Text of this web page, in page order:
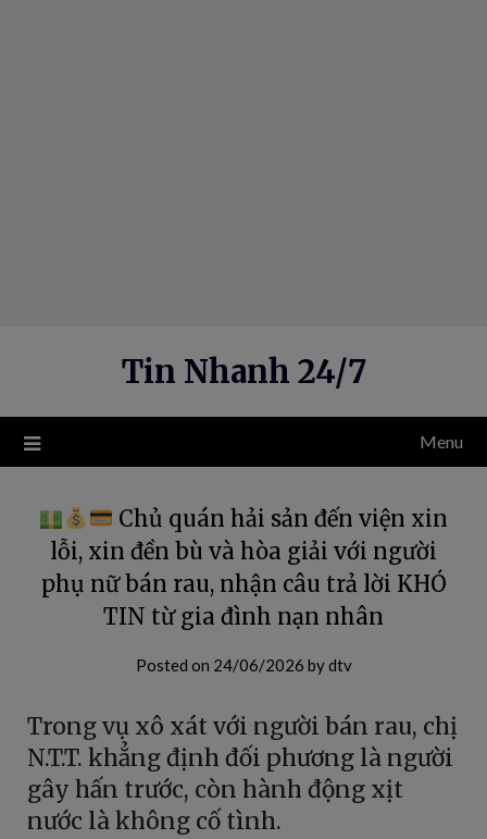
Tin Nhanh 24/7
Menu
Chủ quán hải sản đến viện xin
lỗi, xin đền bù và hòa giải với người
phụ nữ bán rau, nhận câu trả lời KHÓ
TIN từ gia đình nạn nhân
Posted on 24/06/2026 bydtv
Trong vụ xô xát với người bán rau, chị
N.T.T. khẳng định đối phương là người
gây hấn trước, còn hành động xịt
nước là không cố tình.